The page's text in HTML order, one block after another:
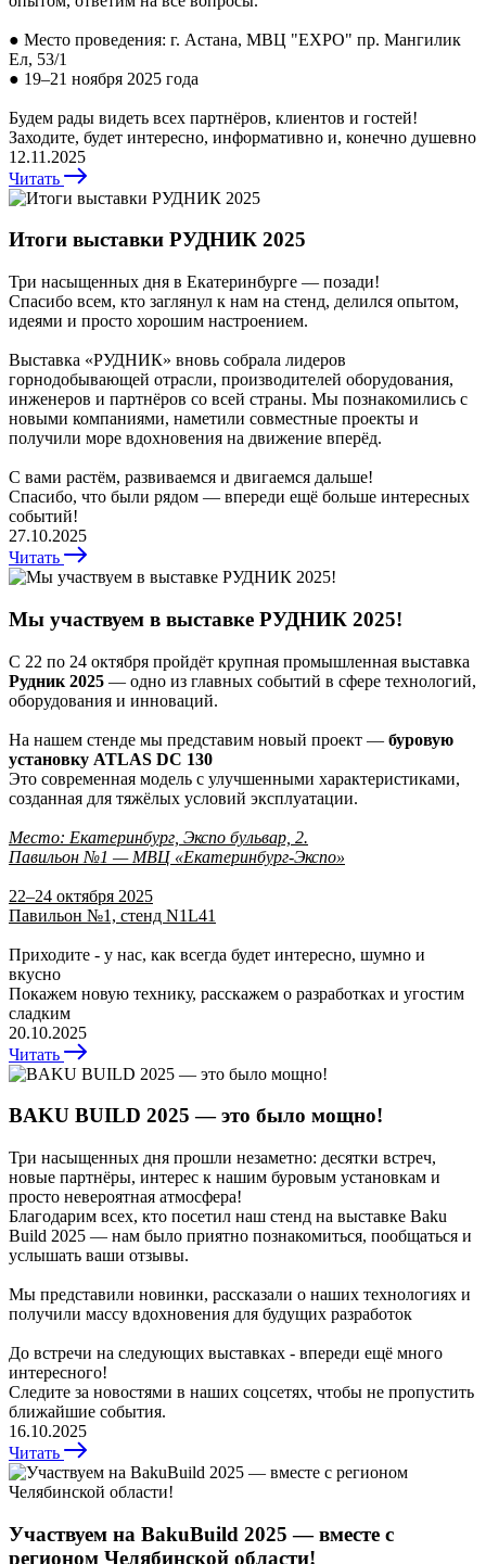
● Место проведения: г. Астана, МВЦ "EXPO" пр. Мангилик
Ел, 53/1
● 19–21 ноября 2025 года
Будем рады видеть всех партнёров, клиентов и гостей!
Заходите, будет интересно, информативно и, конечно душевно
12.11.2025
Читать
Итоги выставки РУДНИК 2025
Три насыщенных дня в Екатеринбурге — позади!
Спасибо всем, кто заглянул к нам на стенд, делился опытом,
идеями и просто хорошим настроением.
Выставка «РУДНИК» вновь собрала лидеров
горнодобывающей отрасли, производителей оборудования,
инженеров и партнёров со всей страны. Мы познакомились с
новыми компаниями, наметили совместные проекты и
получили море вдохновения на движение вперёд.
С вами растём, развиваемся и двигаемся дальше!
Спасибо, что были рядом — впереди ещё больше интересных
событий!
27.10.2025
Читать
Мы участвуем в выставке РУДНИК 2025!
С 22 по 24 октября пройдёт крупная промышленная выставка
Рудник 2025 — одно из главных событий в сфере технологий,
оборудования и инноваций.
На нашем стенде мы представим новый проект — буровую
установку ATLAS DC 130
Это современная модель с улучшенными характеристиками,
созданная для тяжёлых условий эксплуатации.
Место: Екатеринбург, Экспо бульвар, 2.
Павильон №1 — МВЦ «Екатеринбург-Экспо»
22–24 октября 2025
Павильон №1, стенд N1L41
Приходите - у нас, как всегда будет интересно, шумно и
вкусно
Покажем новую технику, расскажем о разработках и угостим
сладким
20.10.2025
Читать
BAKU BUILD 2025 — это было мощно!
Три насыщенных дня прошли незаметно: десятки встреч,
новые партнёры, интерес к нашим буровым установкам и
просто невероятная атмосфера!
Благодарим всех, кто посетил наш стенд на выставке Baku
Build 2025 — нам было приятно познакомиться, пообщаться и
услышать ваши отзывы.
Мы представили новинки, рассказали о наших технологиях и
получили массу вдохновения для будущих разработок
До встречи на следующих выставках - впереди ещё много
интересного!
Следите за новостями в наших соцсетях, чтобы не пропустить
ближайшие события.
16.10.2025
Читать
Участвуем на BakuBuild 2025 — вместе с
регионом Челябинской области!